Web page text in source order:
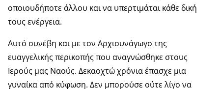
οποιουδήποτε άλλου και να υπερτιμάται κάθε δική
τους ενέργεια.
Αυτό συνέβη και με τον Αρχισυνάγωγο της
ευαγγελικής περικοπής που αναγνώσθηκε στους
Ιερούς μας Ναούς. Δεκαοχτώ χρόνια έπασχε μια
γυναίκα από κύφωση. Δεν μπορούσε ούτε λίγο να